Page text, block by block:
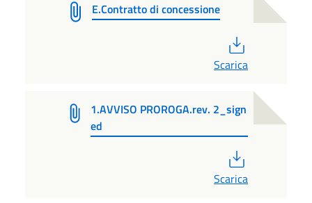
E.Contratto di concessione
Scarica
1.AVVISO PROROGA.rev. 2_sign
ed
Scarica